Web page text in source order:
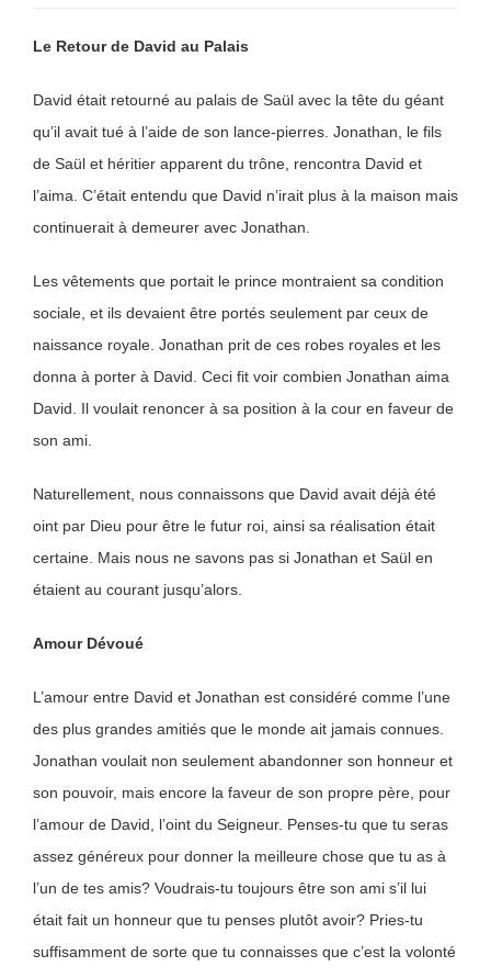
Le Retour de David au Palais
David était retourné au palais de Saül avec la tête du géant
qu’il avait tué à l’aide de son lance-pierres. Jonathan, le fils
de Saül et héritier apparent du trône, rencontra David et
l’aima. C’était entendu que David n’irait plus à la maison mais
continuerait à demeurer avec Jonathan.
Les vêtements que portait le prince montraient sa condition
sociale, et ils devaient être portés seulement par ceux de
naissance royale. Jonathan prit de ces robes royales et les
donna à porter à David. Ceci fit voir combien Jonathan aima
David. Il voulait renoncer à sa position à la cour en faveur de
son ami.
Naturellement, nous connaissons que David avait déjà été
oint par Dieu pour être le futur roi, ainsi sa réalisation était
certaine. Mais nous ne savons pas si Jonathan et Saül en
étaient au courant jusqu’alors.
Amour Dévoué
L’amour entre David et Jonathan est considéré comme l’une
des plus grandes amitiés que le monde ait jamais connues.
Jonathan voulait non seulement abandonner son honneur et
son pouvoir, mais encore la faveur de son propre père, pour
l’amour de David, l’oint du Seigneur. Penses-tu que tu seras
assez généreux pour donner la meilleure chose que tu as à
l’un de tes amis? Voudrais-tu toujours être son ami s’il lui
était fait un honneur que tu penses plutôt avoir? Pries-tu
suffisamment de sorte que tu connaisses que c’est la volonté